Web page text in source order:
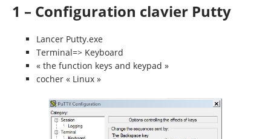
1 – Configuration clavier Putty
Lancer Putty.exe
Terminal=> Keyboard
« the function keys and keypad »
cocher « Linux »